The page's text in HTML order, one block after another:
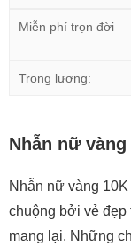
Miễn phí trọn đời
Trọng lượng:
Nhẫn nữ
Nhẫn nữ vàng
chuộng bởi vẻ đẹp
mang lại. Những